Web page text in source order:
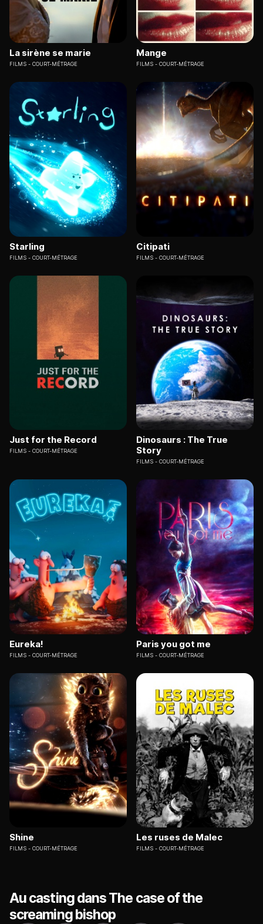
La sirène se marie
FILMS COURT-MÉTRAGE
Mange
FILMS COURT-MÉTRAGE
Starling
FILMS COURT-MÉTRAGE
Citipati
FILMS COURT-MÉTRAGE
Just for the Record
FILMS COURT-MÉTRAGE
Dinosaurs : The True
Story
FILMS COURT-MÉTRAGE
Eureka!
FILMS COURT-MÉTRAGE
Paris you got me
FILMS COURT-MÉTRAGE
Shine
FILMS COURT-MÉTRAGE
Les ruses de Malec
FILMS COURT-MÉTRAGE
Au casting dans The case of the
screaming bishop